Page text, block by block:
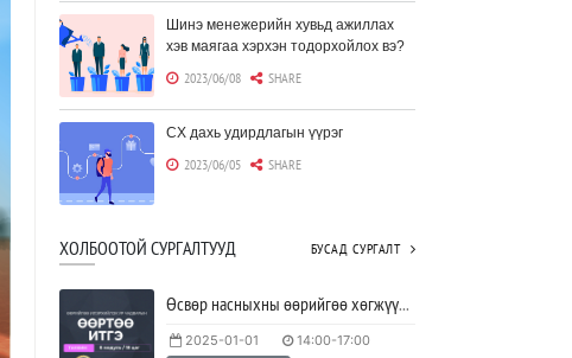
Шинэ менежерийн хувьд ажиллах
хэв маягаа хэрхэн тодорхойлох вэ?
2023/06/08 SHARE
CX дахь удирдлагын үүрэг
2023/06/05 SHARE
Борлуулагчид "ЮҮЛҮҮР"-т төвлөрөх
шаардлагагүй болж байна
Тодорхойгүй цаг үед CEO нар хэрхэн
ХОЛБООТОЙ СУРГАЛТУУД БУСАД СУРГАЛТ
Өсвөр насныхны өөрийгөө хөгжүүлэх ур чадварын ӨӨРТӨӨ ИТГЭ хөтөлбөр
2025-01-01 14:00-17:00